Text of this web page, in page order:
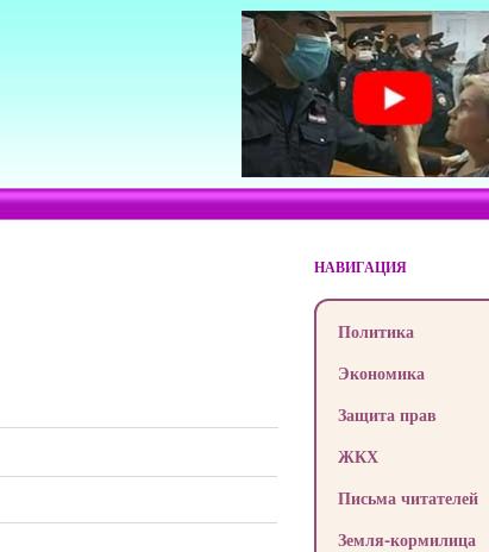
НАВИГАЦИЯ
Политика
Экономика
Защита прав
ЖКХ
Письма читателей
Земля-кормилица